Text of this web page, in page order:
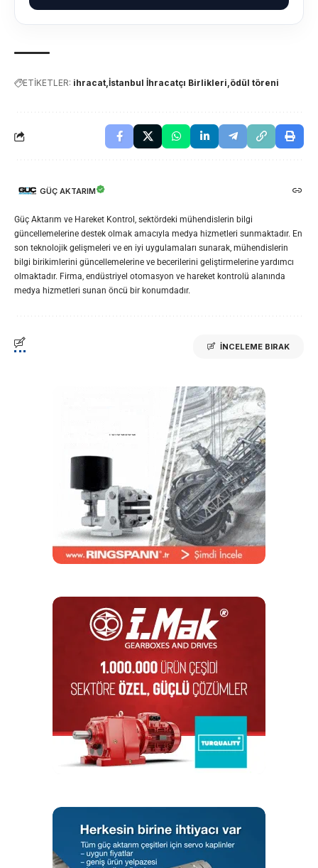
ETİKETLER: ihracat İstanbul İhracatçı Birlikleri ödül töreni
GÜÇ AKTARIM
Güç Aktarım ve Hareket Kontrol, sektördeki mühendislerin bilgi
güncellemelerine destek olmak amacıyla medya hizmetleri sunmaktadır. En
son teknolojik gelişmeleri ve en iyi uygulamaları sunarak, mühendislerin
bilgi birikimlerini güncellemelerine ve becerilerini geliştirmelerine yardımcı
olmaktadır. Firma, endüstriyel otomasyon ve hareket kontrolü alanında
medya hizmetleri sunan öncü bir konumdadır.
İNCELEME BIRAK